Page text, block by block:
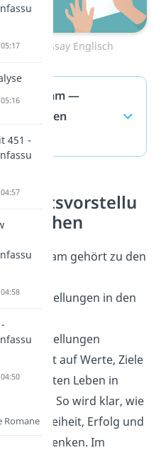
Video: Essay Englisch
Dream —
Fragen
Dream gehört zu den
in den
sich mit
schaut auf Werte, Ziele
vom guten Leben in
So wird klar, wie
über Freiheit, Erfolg und
denken. Im
451 -
Romane